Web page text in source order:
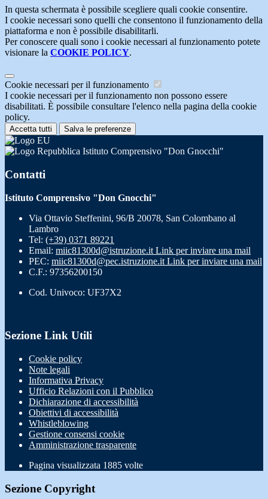
In questa schermata è possibile scegliere quali cookie consentire.
I cookie necessari sono quelli che consentono il funzionamento della
piattaforma e non è possibile disabilitarli.
Per conoscere quali sono i cookie necessari al funzionamento potete
visionare la COOKIE POLICY.
Cookie necessari per il funzionamento
I cookie necessari per il funzionamento non possono essere
disabilitati. È possibile consultare l'elenco nella pagina della cookie
policy.
Accetta tutti Salva le preferenze
Istituto Comprensivo "Don Gnocchi"
Contatti
Istituto Comprensivo "Don Gnocchi"
Via Ottavio Steffenini, 96/B 20078, San Colombano al
Lambro
Tel: (+39) 0371 89221
Email: miic81300d@istruzione.it Link per inviare una mail
PEC: miic81300d@pec.istruzione.it Link per inviare una mail
C.F.: 97356200150
Cod. Univoco: UF37X2
Sezione Link Utili
Cookie policy
Note legali
Informativa Privacy
Ufficio Relazioni con il Pubblico
Dichiarazione di accessibilità
Obiettivi di accessibilità
Whistleblowing
Gestione consensi cookie
Amministrazione trasparente
Pagina visualizzata 1885 volte
Sezione Copyright